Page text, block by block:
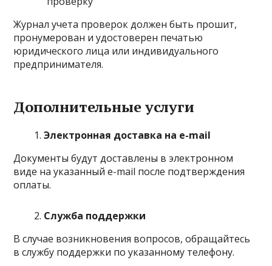
Журнал учета проверок должен быть прошит,
пронумерован и удостоверен печатью
юридического лица или индивидуального
предпринимателя.
Дополнительные услуги
Электронная доставка на e-mail
Документы будут доставлены в электронном
виде на указанный e-mail после подтверждения
оплаты.
Служба поддержки
В случае возникновения вопросов, обращайтесь
в службу поддержки по указанному телефону.